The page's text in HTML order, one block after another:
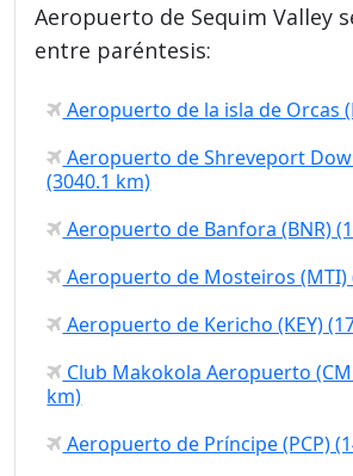
Aeropuerto de Sequim Valley
entre paréntesis:
Aeropuerto de la isla de Orcas
Aeropuerto de Shreveport
(3040.1 km)
Aeropuerto de Banfora (BNR)
Aeropuerto de Mosteiros (MTI)
Aeropuerto de Kericho (KEY)
Club Makokola Aeropuerto
km)
Aeropuerto de Príncipe (PCP)